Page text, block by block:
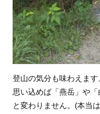
登山の気分も味わえます
思い込めば「燕岳」や
と変わりません。(本当